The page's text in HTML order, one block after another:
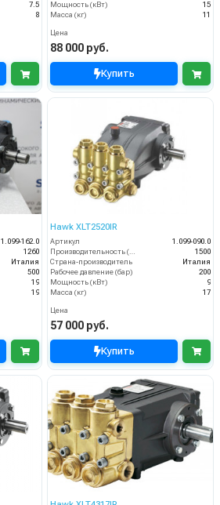
7.5
8
Мощность (кВт)
15
Масса (кг)
11
Цена
88 000 руб.
Купить
1.099-162.0
1260
Италия
500
19
19
Hawk XLT2520IR
Артикул
1.099-090.0
1500
Страна-производитель
Италия
Рабочее давление (бар)
200
Мощность (кВт)
9
Масса (кг)
17
Цена
57 000 руб.
Купить